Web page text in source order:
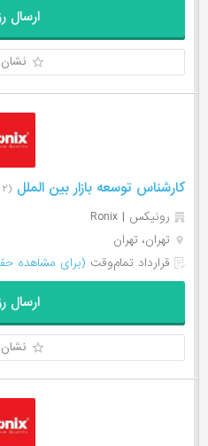
ارسال
کارشناس توسعه بازار بین الملل (۲ روز پیش)
رونیکس | Ronix
تهران، تهران
قرارداد تمام‌وقت (برای مشاهده
ارسال